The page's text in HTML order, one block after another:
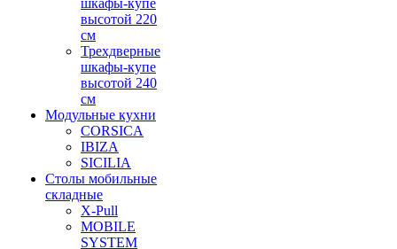
шкафы-купе
высотой 220
см
Трехдверные
шкафы-купе
высотой 240
см
Модульные кухни
CORSICA
IBIZA
SICILIA
Столы мобильные
складные
X-Pull
MOBILE
SYSTEM